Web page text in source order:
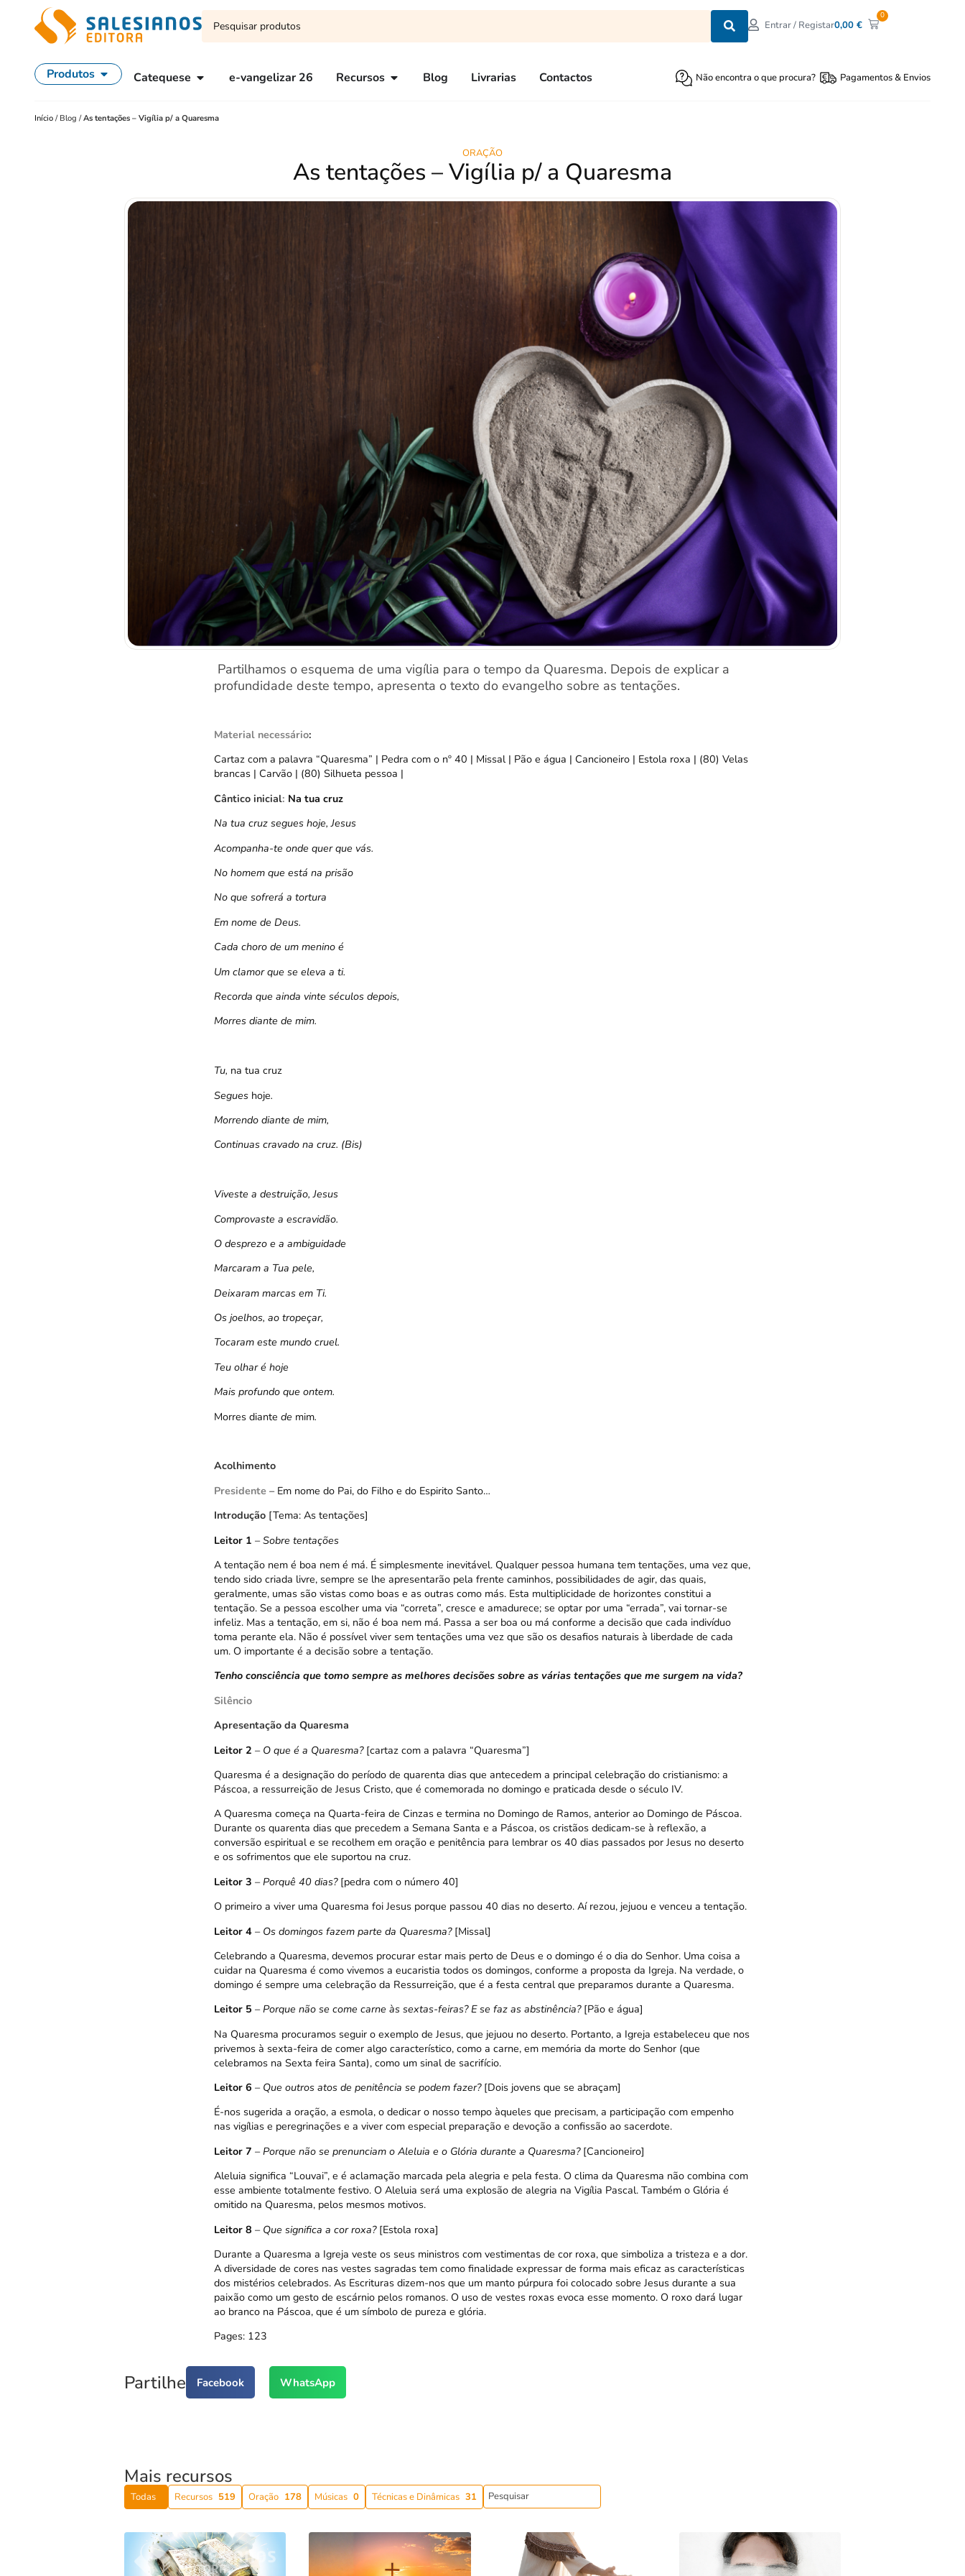
Entrar / Registar0,00€
0
Produtos Catequese e-vangelizar 26 Recursos Blog Livrarias Contactos Não encontra o que procura? Pagamentos & Envios
Início / Blog /As tentações – Vigília p/ a Quaresma
ORAÇÃO
As tentações – Vigília p/ a Quaresma
Partilhamos o esquema de uma vigília para o tempo da Quaresma. Depois de explicar a
profundidade deste tempo, apresenta o texto do evangelho sobre as tentações.
Material necessário:
Cartaz com a palavra “Quaresma” | Pedra com o nº 40 | Missal | Pão e água | Cancioneiro | Estola roxa | (80) Velas
brancas | Carvão | (80) Silhueta pessoa |
Cântico inicial: Na tua cruz
Na tua cruz segues hoje, Jesus
Acompanha-te onde quer que vás.
No homem que está na prisão
No que sofrerá a tortura
Em nome de Deus.
Cada choro de um menino é
Um clamor que se eleva a ti.
Recorda que ainda vinte séculos depois,
Morres diante de mim.
Tu, na tua cruz
Segues hoje.
Morrendo diante de mim,
Continuas cravado na cruz. (Bis)
Viveste a destruição, Jesus
Comprovaste a escravidão.
O desprezo e a ambiguidade
Marcaram a Tua pele,
Deixaram marcas em Ti.
Os joelhos, ao tropeçar,
Tocaram este mundo cruel.
Teu olhar é hoje
Mais profundo que ontem.
Morres diante de mim.
Acolhimento
Presidente– Em nome do Pai, do Filho e do Espirito Santo…
Introdução[Tema: As tentações]
Leitor 1 –Sobre tentações
A tentação nem é boa nem é má. É simplesmente inevitável. Qualquer pessoa humana tem tentações, uma vez que,
tendo sido criada livre, sempre se lhe apresentarão pela frente caminhos, possibilidades de agir, das quais,
geralmente, umas são vistas como boas e as outras como más. Esta multiplicidade de horizontes constitui a
tentação. Se a pessoa escolher uma via “correta”, cresce e amadurece; se optar por uma “errada”, vai tornar-se
infeliz. Mas a tentação, em si, não é boa nem má. Passa a ser boa ou má conforme a decisão que cada indivíduo
toma perante ela. Não é possível viver sem tentações uma vez que são os desafios naturais à liberdade de cada
um. O importante é a decisão sobre a tentação.
Tenho consciência que tomo sempre as melhores decisões sobre as várias tentações que me surgem na vida?
Silêncio
Apresentação da Quaresma
Leitor 2 – O que é a Quaresma?[cartaz com a palavra “Quaresma”]
Quaresma é a designação do período de quarenta dias que antecedem a principal celebração do cristianismo: a
Páscoa, a ressurreição de Jesus Cristo, que é comemorada no domingo e praticada desde o século IV.
A Quaresma começa na Quarta-feira de Cinzas e termina no Domingo de Ramos, anterior ao Domingo de Páscoa.
Durante os quarenta dias que precedem a Semana Santa e a Páscoa, os cristãos dedicam-se à reflexão, a
conversão espiritual e se recolhem em oração e penitência para lembrar os 40 dias passados por Jesus no deserto
e os sofrimentos que ele suportou na cruz.
Leitor 3 –Porquê 40 dias?[pedra com o número 40]
O primeiro a viver uma Quaresma foi Jesus porque passou 40 dias no deserto. Aí rezou, jejuou e venceu a tentação.
Leitor 4– Os domingos fazem parte da Quaresma?[Missal]
Celebrando a Quaresma, devemos procurar estar mais perto de Deus e o domingo é o dia do Senhor. Uma coisa a
cuidar na Quaresma é como vivemos a eucaristia todos os domingos, conforme a proposta da Igreja. Na verdade, o
domingo é sempre uma celebração da Ressurreição, que é a festa central que preparamos durante a Quaresma.
Leitor 5 –Porque não se come carne às sextas-feiras? E se faz as abstinência?[Pão e água]
Na Quaresma procuramos seguir o exemplo de Jesus, que jejuou no deserto. Portanto, a Igreja estabeleceu que nos
privemos à sexta-feira de comer algo característico, como a carne, em memória da morte do Senhor (que
celebramos na Sexta feira Santa), como um sinal de sacrifício.
Leitor 6 – Que outros atos de penitência se podem fazer?[Dois jovens que se abraçam]
É-nos sugerida a oração, a esmola, o dedicar o nosso tempo àqueles que precisam, a participação com empenho
nas vigílias e peregrinações e a viver com especial preparação e devoção a confissão ao sacerdote.
Leitor 7 –Porque não se prenunciam o Aleluia e o Glória durante a Quaresma?[Cancioneiro]
Aleluia significa “Louvai”, e é aclamação marcada pela alegria e pela festa. O clima da Quaresma não combina com
esse ambiente totalmente festivo. O Aleluia será uma explosão de alegria na Vigília Pascal. Também o Glória é
omitido na Quaresma, pelos mesmos motivos.
Leitor 8 – Que significa a cor roxa?[Estola roxa]
Durante a Quaresma a Igreja veste os seus ministros com vestimentas de cor roxa, que simboliza a tristeza e a dor.
A diversidade de cores nas vestes sagradas tem como finalidade expressar de forma mais eficaz as características
dos mistérios celebrados. As Escrituras dizem-nos que um manto púrpura foi colocado sobre Jesus durante a sua
paixão como um gesto de escárnio pelos romanos. O uso de vestes roxas evoca esse momento. O roxo dará lugar
ao branco na Páscoa, que é um símbolo de pureza e glória.
Pages: 123
Partilhe Facebook WhatsApp
Mais recursos
Todas Recursos 519 Oração 178 Músicas 0 Técnicas e Dinâmicas 31